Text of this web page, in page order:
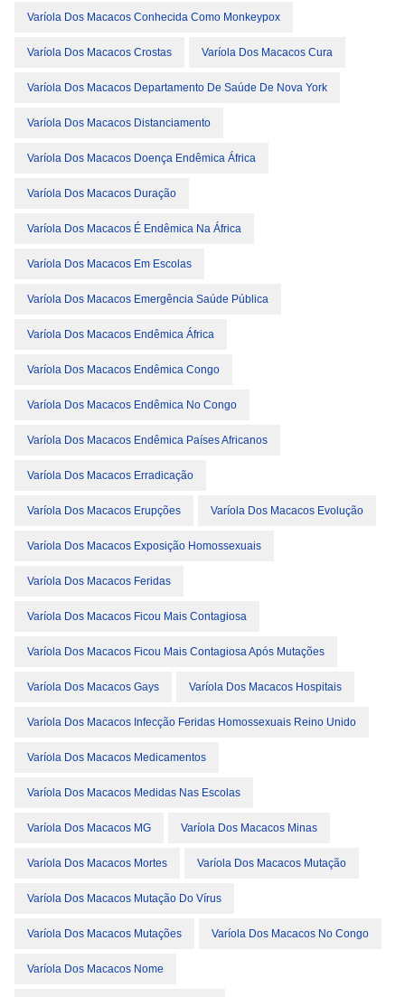
Varíola Dos Macacos Conhecida Como Monkeypox
Varíola Dos Macacos Crostas Varíola Dos Macacos Cura
Varíola Dos Macacos Departamento De Saúde De Nova York
Varíola Dos Macacos Distanciamento
Varíola Dos Macacos Doença Endêmica África
Varíola Dos Macacos Duração
Varíola Dos Macacos É Endêmica Na África
Varíola Dos Macacos Em Escolas
Varíola Dos Macacos Emergência Saúde Pública
Varíola Dos Macacos Endêmica África
Varíola Dos Macacos Endêmica Congo
Varíola Dos Macacos Endêmica No Congo
Varíola Dos Macacos Endêmica Países Africanos
Varíola Dos Macacos Erradicação
Varíola Dos Macacos Erupções Varíola Dos Macacos Evolução
Varíola Dos Macacos Exposição Homossexuais
Varíola Dos Macacos Feridas
Varíola Dos Macacos Ficou Mais Contagiosa
Varíola Dos Macacos Ficou Mais Contagiosa Após Mutações
Varíola Dos Macacos Gays Varíola Dos Macacos Hospitais
Varíola Dos Macacos Infecção Feridas Homossexuais Reino Unido
Varíola Dos Macacos Medicamentos
Varíola Dos Macacos Medidas Nas Escolas
Varíola Dos Macacos MG Varíola Dos Macacos Minas
Varíola Dos Macacos Mortes Varíola Dos Macacos Mutação
Varíola Dos Macacos Mutação Do Vírus
Varíola Dos Macacos Mutações Varíola Dos Macacos No Congo
Varíola Dos Macacos Nome